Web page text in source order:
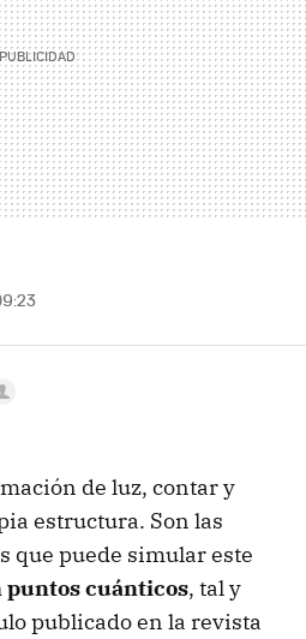
de luz, contar y
estructura. Son las
que puede simular este
puntos cuánticos, tal y
publicado en la revista